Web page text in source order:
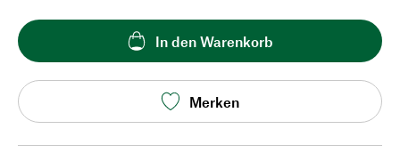
In den Warenkorb
Merken